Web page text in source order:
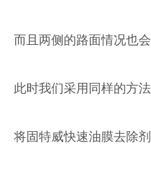
而且两侧的路面情况也
此时我们采用同样的方法
将固特威快速油膜去除